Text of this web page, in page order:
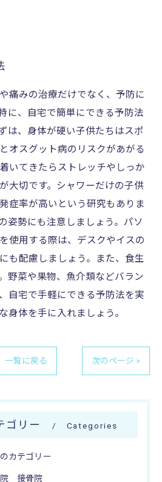
痛みの治療だけでなく、予防に
に、自宅で簡単にできる予防法
は、身体が硬い子供たちはスポ
オスグット病のリスクがあがる
いてきたらストレッチやしっか
大切です。シャワーだけの子供
症率が高いという研究もありま
姿勢にも注意しましょう。パソ
使用する際は、デスクやイスの
も配慮しましょう。また、食生
野菜や果物、魚介類などバラン
自宅で手軽にできる予防法を実
身体を手に入れましょう。
一覧に戻る 次のページ >
ゴリー Categories
カテゴリー
院 接骨院